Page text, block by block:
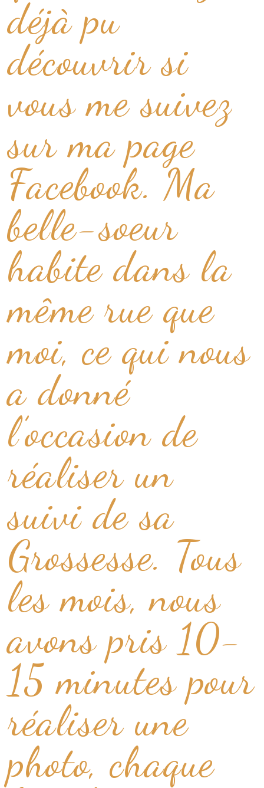
déjà pu
découvrir si
vous me suivez
sur ma page
Facebook. Ma
belle-soeur
habite dans la
même rue que
moi, ce qui nous
a donné
l’occasion de
réaliser un
suivi de sa
Grossesse. Tous
les mois, nous
avons pris 10-
15 minutes pour
réaliser une
photo, chaque